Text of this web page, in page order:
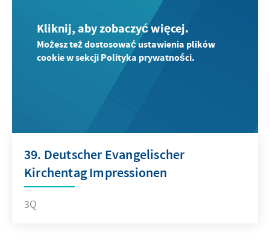
Kliknij, aby zobaczyć więcej.
Możesz też dostosować ustawienia plików
cookie w sekcji Polityka prywatności.
39. Deutscher Evangelischer
Kirchentag Impressionen
3Q